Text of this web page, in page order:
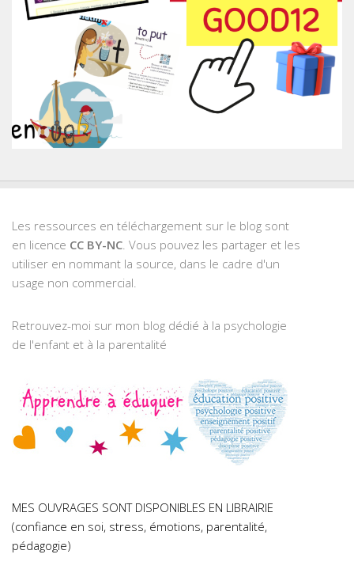
Les ressources en téléchargement sur le blog sont
en licence CC BY-NC . Vous pouvez les partager et les
utiliser en nommant la source, dans le cadre d'un
usage non commercial.
Retrouvez-moi sur mon blog dédié à la psychologie
de l'enfant et à la parentalité
MES OUVRAGES SONT DISPONIBLES EN LIBRAIRIE
(confiance en soi, stress, émotions, parentalité,
pédagogie)